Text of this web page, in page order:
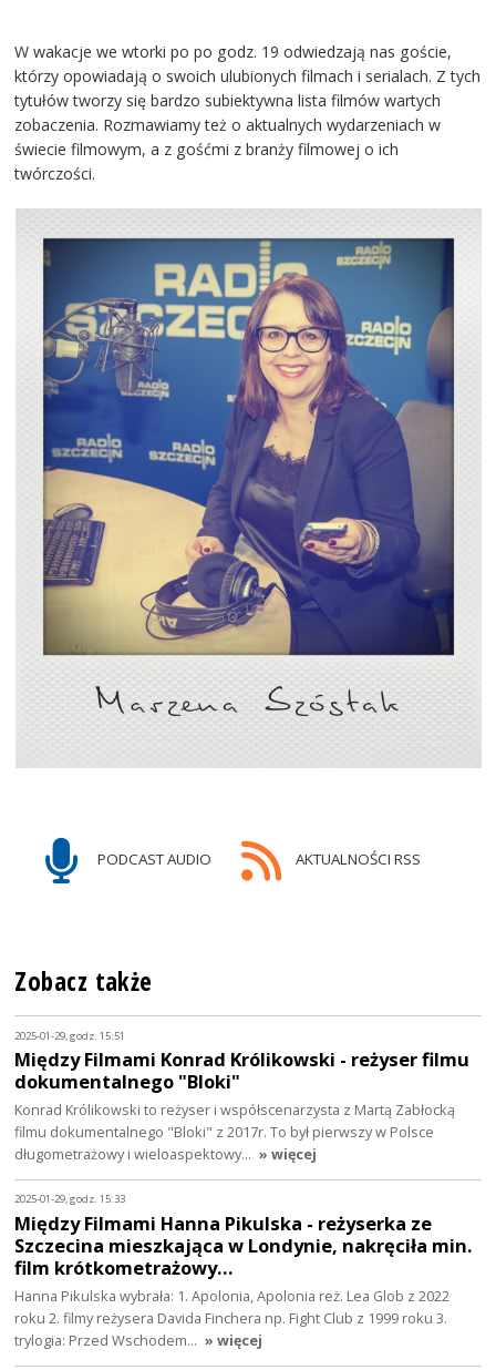
W wakacje we wtorki po po godz. 19 odwiedzają nas goście,
którzy opowiadają o swoich ulubionych filmach i serialach. Z tych
tytułów tworzy się bardzo subiektywna lista filmów wartych
zobaczenia. Rozmawiamy też o aktualnych wydarzeniach w
świecie filmowym, a z gośćmi z branży filmowej o ich
twórczości.
PODCAST AUDIO AKTUALNOŚCI RSS
Zobacz także
2025-01-29, godz. 15:51
Między Filmami Konrad Królikowski - reżyser filmu
dokumentalnego "Bloki"
Konrad Królikowski to reżyser i współscenarzysta z Martą Zabłocką
filmu dokumentalnego "Bloki" z 2017r. To był pierwszy w Polsce
długometrażowy i wieloaspektowy… » więcej
2025-01-29, godz. 15:33
Między Filmami Hanna Pikulska - reżyserka ze
Szczecina mieszkająca w Londynie, nakręciła min.
film krótkometrażowy…
Hanna Pikulska wybrała: 1. Apolonia, Apolonia reż. Lea Glob z 2022
roku 2. filmy reżysera Davida Finchera np. Fight Club z 1999 roku 3.
trylogia: Przed Wschodem… » więcej